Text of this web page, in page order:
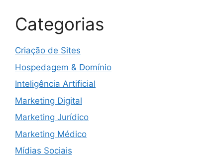
Categorias
Criação de Sites
Hospedagem & Domínio
Inteligência Artificial
Marketing Digital
Marketing Jurídico
Marketing Médico
Mídias Sociais